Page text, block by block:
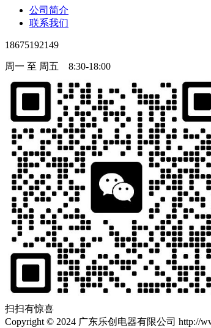
公司简介
联系我们
18675192149
周一 至 周五 8:30-18:00
扫扫有惊喜
Copyright © 2024 广东乐创电器有限公司 http://